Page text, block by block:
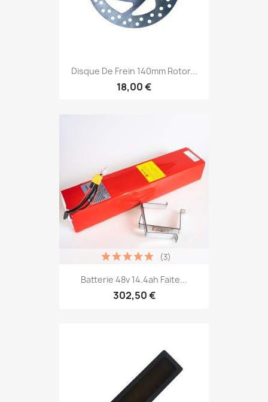
Disque De Frein 140mm Rotor...
18,00 €
Batterie 48v 14.4ah Faite...
302,50 €
(3)